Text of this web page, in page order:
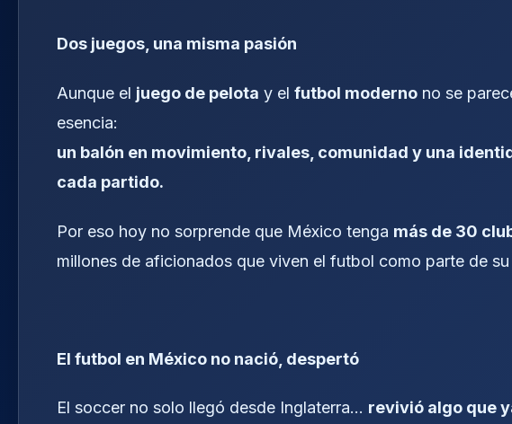
Dos juegos, una misma pasión
Aunque el juego de pelota y el futbol moderno no se
esencia:
un balón en movimiento, rivales, comunidad y una
cada partido.
Por eso hoy no sorprende que México tenga más de 30
millones de aficionados que viven el futbol como parte de su
El futbol en México no nació, despertó
El soccer no solo llegó desde Inglaterra… revivió algo que